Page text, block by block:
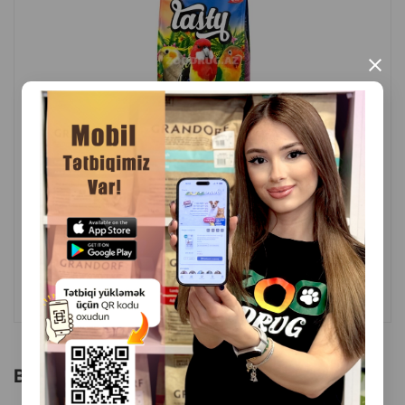
×
( Rəylər)
Qiymət
Almaq
1 kg (paçka)
8.50
ALMAQ
Bu brendin başqa məhsulları